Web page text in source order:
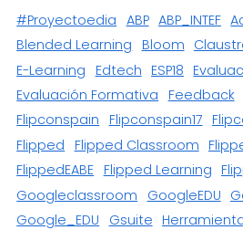
#proyectoedia ABP ABP_INTEF
Blended Learning
Bloom
E-Learning
Edtech ESP18
Evaluación Formativa
Feedback
Flipconspain
Flipconspain17
Flipped
Flipped Classroom
FlippedEABE Flipped Learning
Googleclassroom
GoogleEDU
Google_EDU
Gsuite